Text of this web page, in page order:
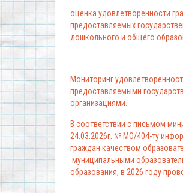
оценка удовлетворенности
предоставляемых
дошкольного и общего
Мониторинг
предоставляемыми
организациями.
В соответствии с письмом
24.03.2026г. № МО/404-ту
граждан качеством
муниципальными
образования, в 2026 году